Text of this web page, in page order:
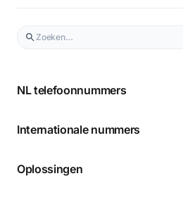
NL telefoonnummers
Internationale nummers
Oplossingen